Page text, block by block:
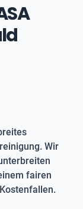
Wir
fairen